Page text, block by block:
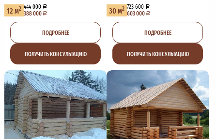
12 м2 444 000
388 000
ПОДРОБНЕЕ
ПОЛУЧИТЬ КОНСУЛЬТАЦИЮ
30 м2 723 600
603 000
ПОДРОБНЕЕ
ПОЛУЧИТЬ КОНСУЛЬТАЦИЮ